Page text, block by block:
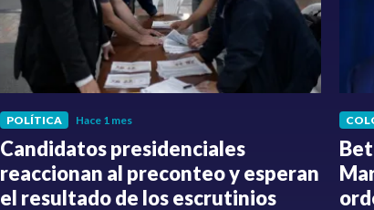
POLÍTICA Hace 1 mes
Candidatos presidenciales
reaccionan al preconteo y esperan
el resultado de los escrutinios